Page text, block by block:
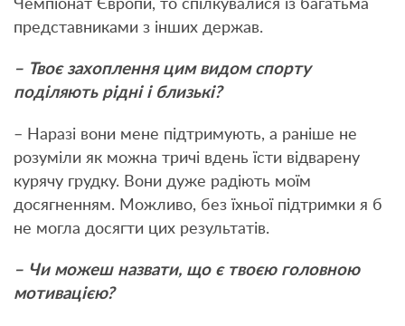
Чемпіонат Європи, то спілкувалися із багатьма
представниками з інших держав.
– Твоє захоплення цим видом спорту
поділяють рідні і близькі?
– Наразі вони мене підтримують, а раніше не
розуміли як можна тричі вдень їсти відварену
курячу грудку. Вони дуже радіють моїм
досягненням. Можливо, без їхньої підтримки я б
не могла досягти цих результатів.
– Чи можеш назвати, що є твоєю головною
мотивацією?